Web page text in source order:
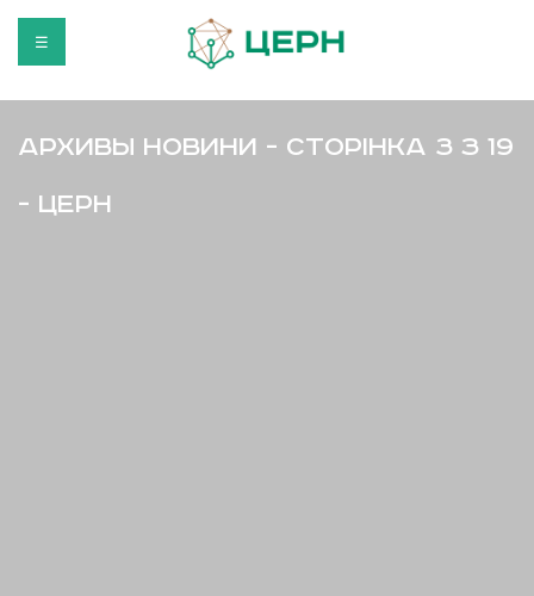
☰
Архивы Новини - Сторінка 3 з 19
- ЦЕРН